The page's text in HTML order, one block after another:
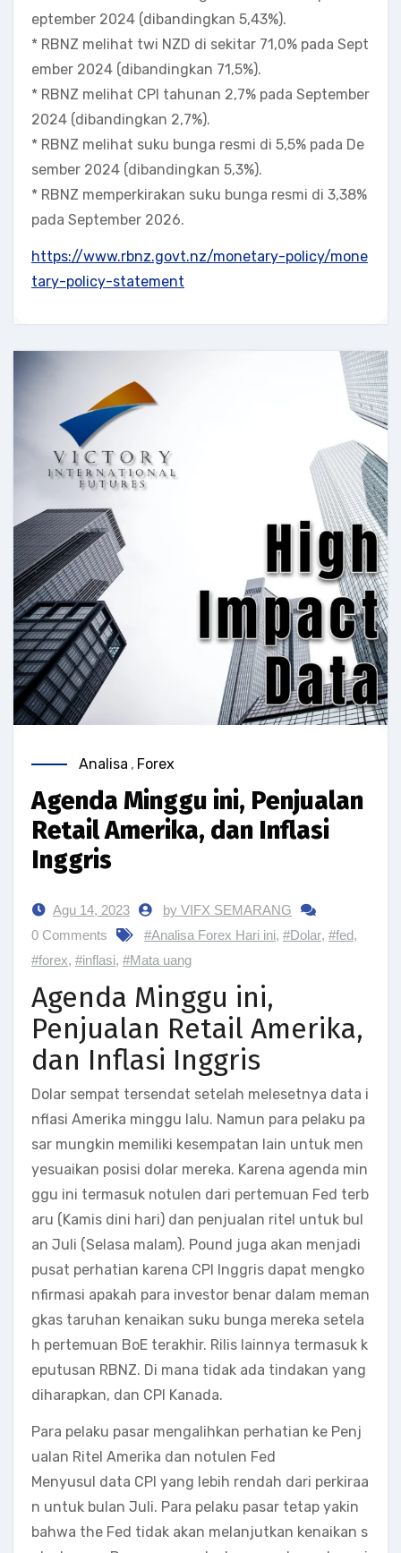
eptember 2024 (dibandingkan 5,43%).
* RBNZ melihat twi NZD di sekitar 71,0% pada Sept
ember 2024 (dibandingkan 71,5%).
* RBNZ melihat CPI tahunan 2,7% pada September
2024 (dibandingkan 2,7%).
* RBNZ melihat suku bunga resmi di 5,5% pada De
sember 2024 (dibandingkan 5,3%).
* RBNZ memperkirakan suku bunga resmi di 3,38%
pada September 2026.
https://www.rbnz.govt.nz/monetary-policy/mone
tary-policy-statement
Analisa , Forex
Agenda Minggu ini, Penjualan
Retail Amerika, dan Inflasi
Inggris
Agu 14, 2023
by VIFX SEMARANG
0 Comments
#Analisa Forex Hari ini, #Dolar, #fed,
#forex, #inflasi, #Mata uang
Agenda Minggu ini,
Penjualan Retail Amerika,
dan Inflasi Inggris
Dolar sempat tersendat setelah melesetnya data i
nflasi Amerika minggu lalu. Namun para pelaku pa
sar mungkin memiliki kesempatan lain untuk men
yesuaikan posisi dolar mereka. Karena agenda min
ggu ini termasuk notulen dari pertemuan Fed terb
aru (Kamis dini hari) dan penjualan ritel untuk bul
an Juli (Selasa malam). Pound juga akan menjadi
pusat perhatian karena CPI Inggris dapat mengko
nfirmasi apakah para investor benar dalam meman
gkas taruhan kenaikan suku bunga mereka setela
h pertemuan BoE terakhir. Rilis lainnya termasuk k
eputusan RBNZ. Di mana tidak ada tindakan yang
diharapkan, dan CPI Kanada.
Para pelaku pasar mengalihkan perhatian ke Penj
ualan Ritel Amerika dan notulen Fed
Menyusul data CPI yang lebih rendah dari perkiraa
n untuk bulan Juli. Para pelaku pasar tetap yakin
bahwa the Fed tidak akan melanjutkan kenaikan s